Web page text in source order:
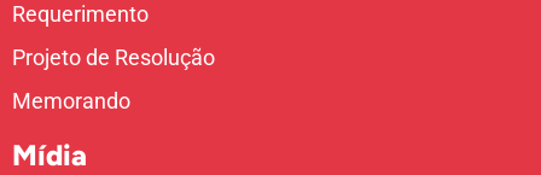
Requerimento
Projeto de Resolução
Memorando
Mídia